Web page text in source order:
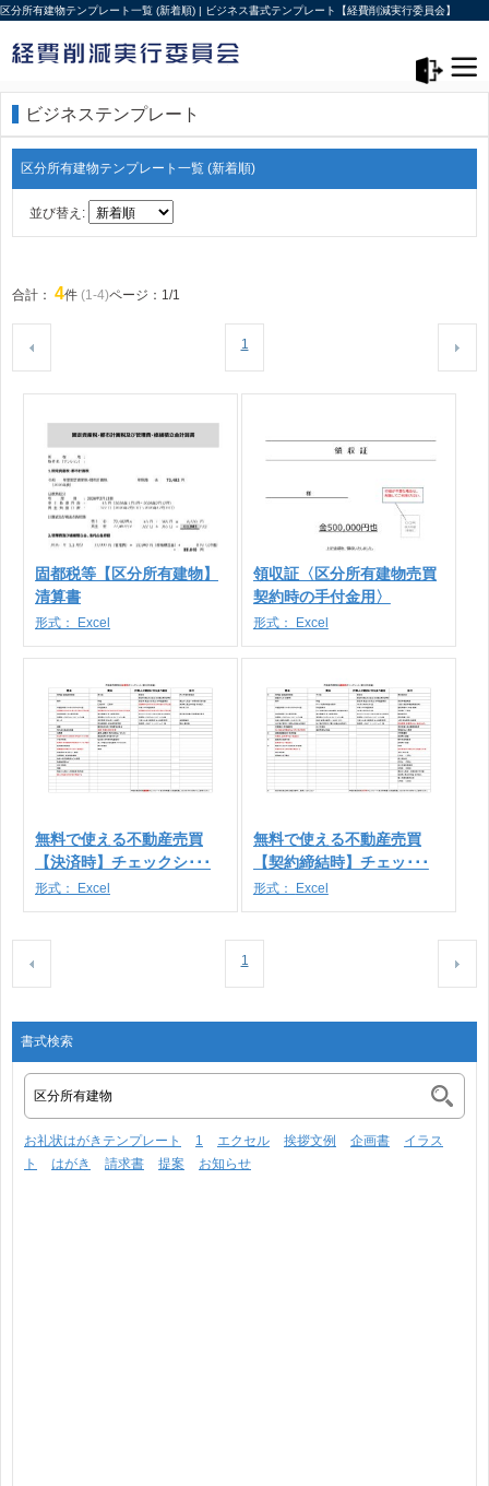
区分所有建物テンプレート一覧 (新着順) | ビジネス書式テンプレート【経費削減実行委員会】
ビジネステンプレート
区分所有建物テンプレート一覧 (新着順)
並び替え:
合計： 4件 (1-4)ページ：1/1
1
固都税等【区分所有建物】
清算書
形式： Excel
領収証〈区分所有建物売買
契約時の手付金用〉
形式： Excel
無料で使える不動産売買
【決済時】チェックシ･･･
形式： Excel
無料で使える不動産売買
【契約締結時】チェッ･･･
形式： Excel
1
書式検索
お礼状はがきテンプレート 1 エクセル 挨拶文例 企画書
イラス
ト
はがき 請求書 提案 お知らせ